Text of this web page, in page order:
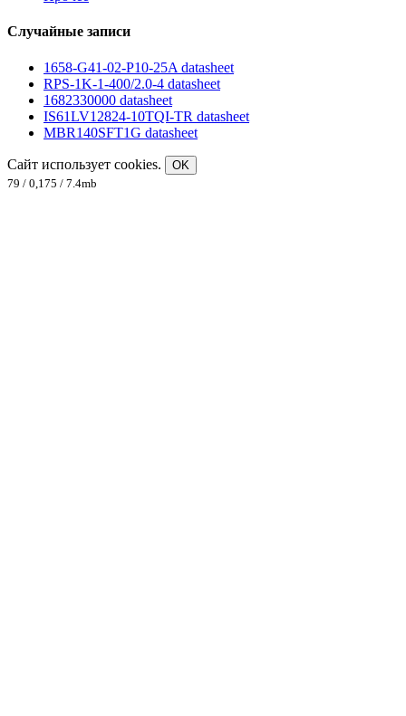
Случайные записи
1658-G41-02-P10-25A datasheet
RPS-1K-1-400/2.0-4 datasheet
1682330000 datasheet
IS61LV12824-10TQI-TR datasheet
MBR140SFT1G datasheet
Сайт использует cookies.
OK
79 / 0,175 / 7.4mb